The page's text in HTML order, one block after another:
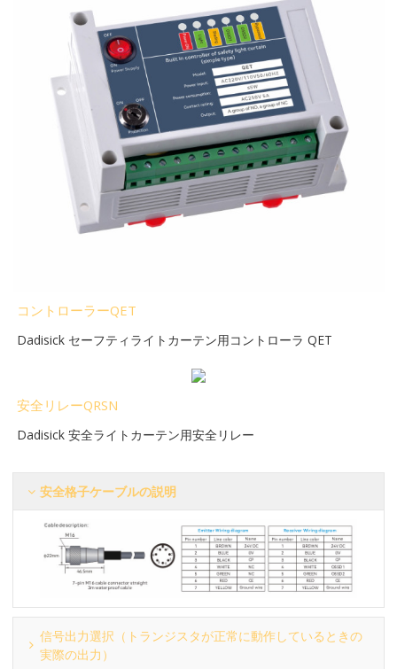
コントローラーQET
Dadisick セーフティライトカーテン用コントローラ QET
安全リレーQRSN
Dadisick 安全ライトカーテン用安全リレー
安全格子ケーブルの説明
信号出力選択（トランジスタが正常に動作しているときの
実際の出力）